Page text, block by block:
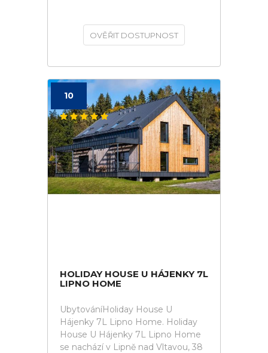
OVĚŘIT DOSTUPNOST
10
HOLIDAY HOUSE U HÁJENKY 7L
LIPNO HOME
UbytováníHoliday House U
Hájenky 7L Lipno Home. Holiday
House U Hájenky 7L Lipno Home
se nachází v Lipně nad Vltavou, 38